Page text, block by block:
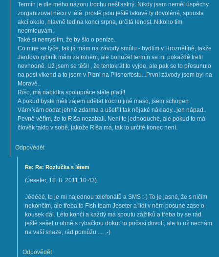
Termín je dle mého názoru trochu nešťastný. Nikdy jsem neměl úspěchy
zorganizovat něco v létě..prostě jsou ještě takové ty dovoléné, spousta
akcí okolo, hlavně teď na konci srpna, určitá lenost..Nikoho tím
neomlouvám.
Také si nemyslím, že by šlo o peníze..
Co mne se týče, tak já mám na závody smůlu - bydlím v Hroznětíně, takže
Jardovo rybník mám za rohem, ale bohužel termín se mi pokaždé trefil
nevhodně. Už jsem se těšil , že tentokrát to vyjde, ale pak se to přesunulo
na posl víkend a to jsem v Plzni na Pilsnerfestu...První závody jsem byl na
Moravě..
Ríšo, má nabídka spolupráce stále platí!!
A pokud byste měli zájem udělat trochu jiné maso, jsem schopen
Vám/Nám dodat jehně zdarma a ušetřit tak nějaké náklady...jen nápad..
Pevně věřím, že to Ríša nezabalí. Není to jednoduché, ale pokud to má
člověk takto v sobě, jakože Ríša má, tak to určitě konec není.
Odpovědět
Re: Re: Rozlučka s létem
(Jeseter, 18. 8. 2011 10:43)
Jééééé, to je mi najednou telefonátů a SMS :-) To je jasné, že s ničím
nekončím, ale třeba to Fish team Jeseter a lidi v něm posune zase o
kousek dál. Léto končí a každý má spoutu zážitků a třeba by se rád
ještě sešel u ohně s rybačkou dokuť to počasí dovolí, ale to už nechám
na vaší snaze, rád pomůžu .... ;-)
Odpovědět